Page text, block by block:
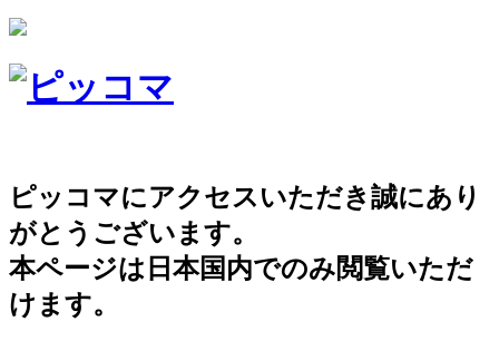
ピッコマにアクセスいただき誠にあり
がとうございます。
本ページは日本国内でのみ閲覧いただ
けます。